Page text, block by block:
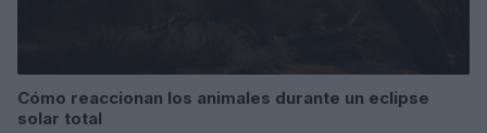
Cómo reaccionan los animales durante un eclipse
solar total